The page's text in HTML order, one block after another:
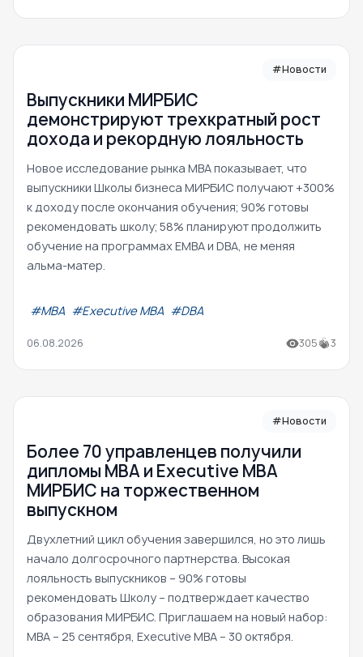
#Новости
Выпускники МИРБИС
демонстрируют трехкратный рост
дохода и рекордную лояльность
Новое исследование рынка MBA показывает, что
выпускники Школы бизнеса МИРБИС получают +300%
к доходу после окончания обучения; 90% готовы
рекомендовать школу; 58% планируют продолжить
обучение на программах EMBA и DBA, не меняя
альма-матер.
#МВА #Executive MBA #DBA
06.08.2026 305 3
#Новости
Более 70 управленцев получили
дипломы MBA и Executive MBA
МИРБИС на торжественном
выпускном
Двухлетний цикл обучения завершился, но это лишь
начало долгосрочного партнерства. Высокая
лояльность выпускников – 90% готовы
рекомендовать Школу – подтверждает качество
образования МИРБИС. Приглашаем на новый набор:
MBA – 25 сентября, Executive MBA – 30 октября.